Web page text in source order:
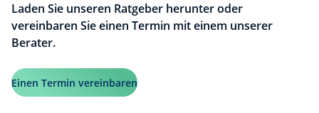
Laden Sie unseren Ratgeber herunter oder
vereinbaren Sie einen Termin mit einem unserer
Berater.
Einen Termin vereinbaren